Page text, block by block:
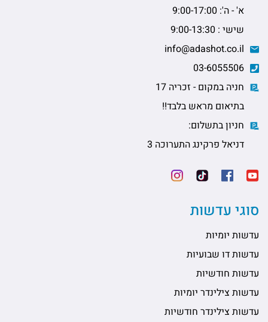
א' - ה': 9:00-17:00
שישי : 9:00-13:30
חניה במקום - זכריה 17
בתיאום מראש בלבד!!
חניון בתשלום:
דניאל פרקינג התערוכה 3
סוגי עדשות
עדשות יומיות
עדשות דו שבועיות
עדשות חודשיות
עדשות צילינדר יומיות
עדשות צילינדר חודשיות